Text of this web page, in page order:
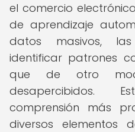
el comercio
de aprendizaje
datos masivos,
identificar patrones
que de otro
desapercibidos.
comprensión más
diversos elementos